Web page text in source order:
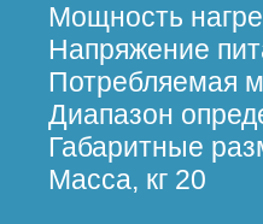
Мощность
Напряжение
Потребляемая
Диапазон
Габаритные
Масса, кг 20